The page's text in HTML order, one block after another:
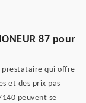
87 pour
prestataire qui offre
et des prix pas
peuvent se